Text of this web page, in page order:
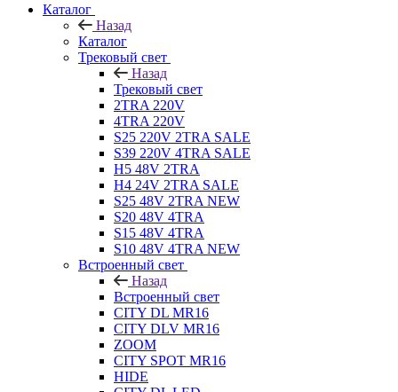
Каталог
Назад
Каталог
Трековый свет
Назад
Трековый свет
2TRA 220V
4TRA 220V
S25 220V 2TRA SALE
S39 220V 4TRA SALE
H5 48V 2TRA
H4 24V 2TRA SALE
S25 48V 2TRA NEW
S20 48V 4TRA
S15 48V 4TRA
S10 48V 4TRA NEW
Встроенный свет
Назад
Встроенный свет
CITY DL MR16
CITY DLV MR16
ZOOM
CITY SPOT MR16
HIDE